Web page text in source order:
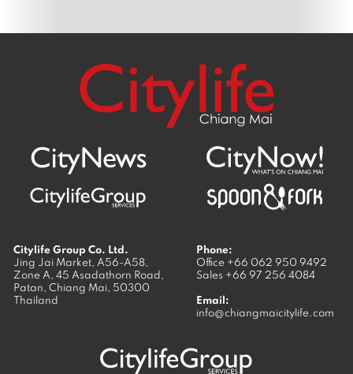
Citylife Group Co. Ltd.
Jing Jai Market, A56-A58,
Zone A, 45 Asadathorn Road,
Patan, Chiang Mai, 50300
Thailand
Phone:
Office +66 062 950 9492
Sales +66 97 256 4084
Email:
info@chiangmaicitylife.com